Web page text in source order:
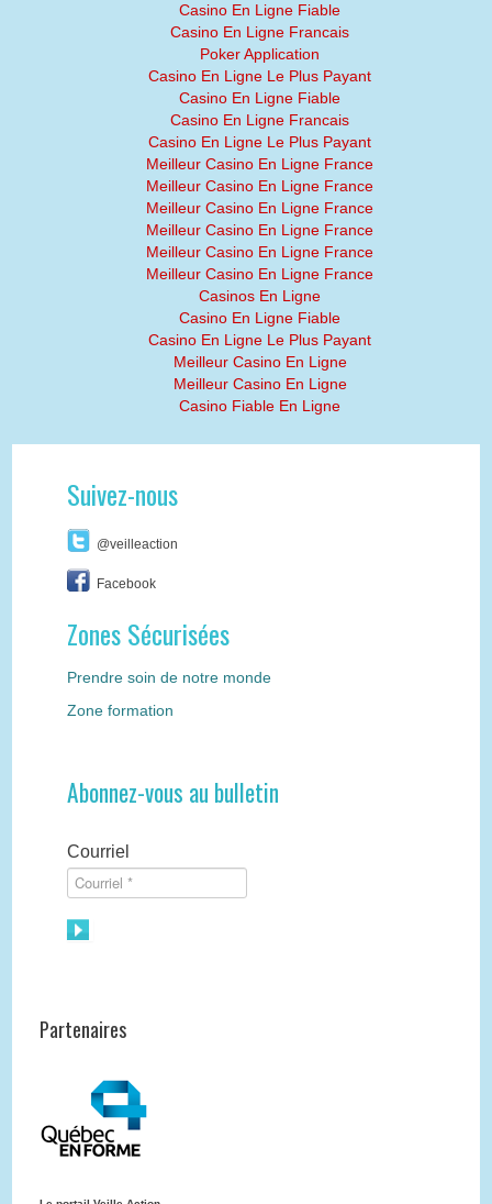
Casino En Ligne Fiable
Casino En Ligne Francais
Poker Application
Casino En Ligne Le Plus Payant
Casino En Ligne Fiable
Casino En Ligne Francais
Casino En Ligne Le Plus Payant
Meilleur Casino En Ligne France
Meilleur Casino En Ligne France
Meilleur Casino En Ligne France
Meilleur Casino En Ligne France
Meilleur Casino En Ligne France
Meilleur Casino En Ligne France
Casinos En Ligne
Casino En Ligne Fiable
Casino En Ligne Le Plus Payant
Meilleur Casino En Ligne
Meilleur Casino En Ligne
Casino Fiable En Ligne
Suivez-nous
@veilleaction
Facebook
Zones Sécurisées
Prendre soin de notre monde
Zone formation
Abonnez-vous au bulletin
Courriel
Partenaires